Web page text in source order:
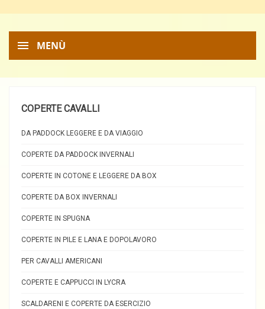
MENÙ
COPERTE CAVALLI
DA PADDOCK LEGGERE E DA VIAGGIO
COPERTE DA PADDOCK INVERNALI
COPERTE IN COTONE E LEGGERE DA BOX
COPERTE DA BOX INVERNALI
COPERTE IN SPUGNA
COPERTE IN PILE E LANA E DOPOLAVORO
PER CAVALLI AMERICANI
COPERTE E CAPPUCCI IN LYCRA
SCALDARENI E COPERTE DA ESERCIZIO